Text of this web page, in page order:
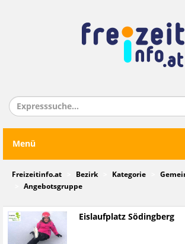
Menü
Freizeitinfo.at Bezirk Kategorie
Angebotsgruppe
Eislaufplatz Södingberg